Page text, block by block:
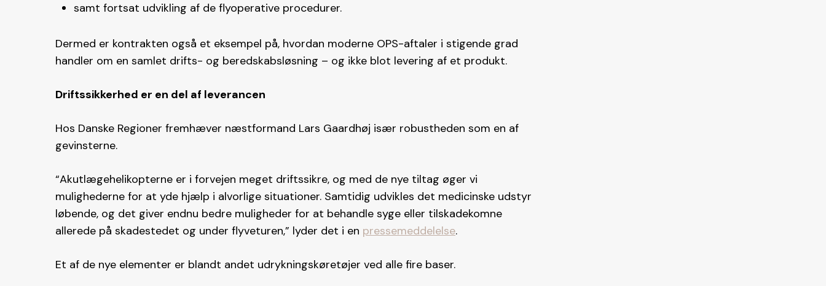
samt fortsat udvikling af de flyoperative procedurer.
Dermed er kontrakten også et eksempel på, hvordan moderne OPS-aftaler i stigende grad
handler om en samlet drifts- og beredskabsløsning – og ikke blot levering af et produkt.
Driftssikkerhed er en del af leverancen
Hos Danske Regioner fremhæver næstformand Lars Gaardhøj især robustheden som en af
gevinsterne.
“Akutlægehelikopterne er i forvejen meget driftssikre, og med de nye tiltag øger vi
mulighederne for at yde hjælp i alvorlige situationer. Samtidig udvikles det medicinske udstyr
løbende, og det giver endnu bedre muligheder for at behandle syge eller tilskadekomne
allerede på skadestedet og under flyveturen,” lyder det i en pressemeddelelse.
Et af de nye elementer er blandt andet udrykningskøretøjer ved alle fire baser.